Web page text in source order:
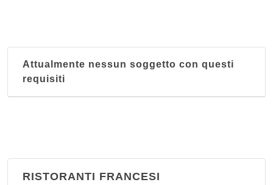
Attualmente nessun soggetto con questi
requisiti
RISTORANTI FRANCESI